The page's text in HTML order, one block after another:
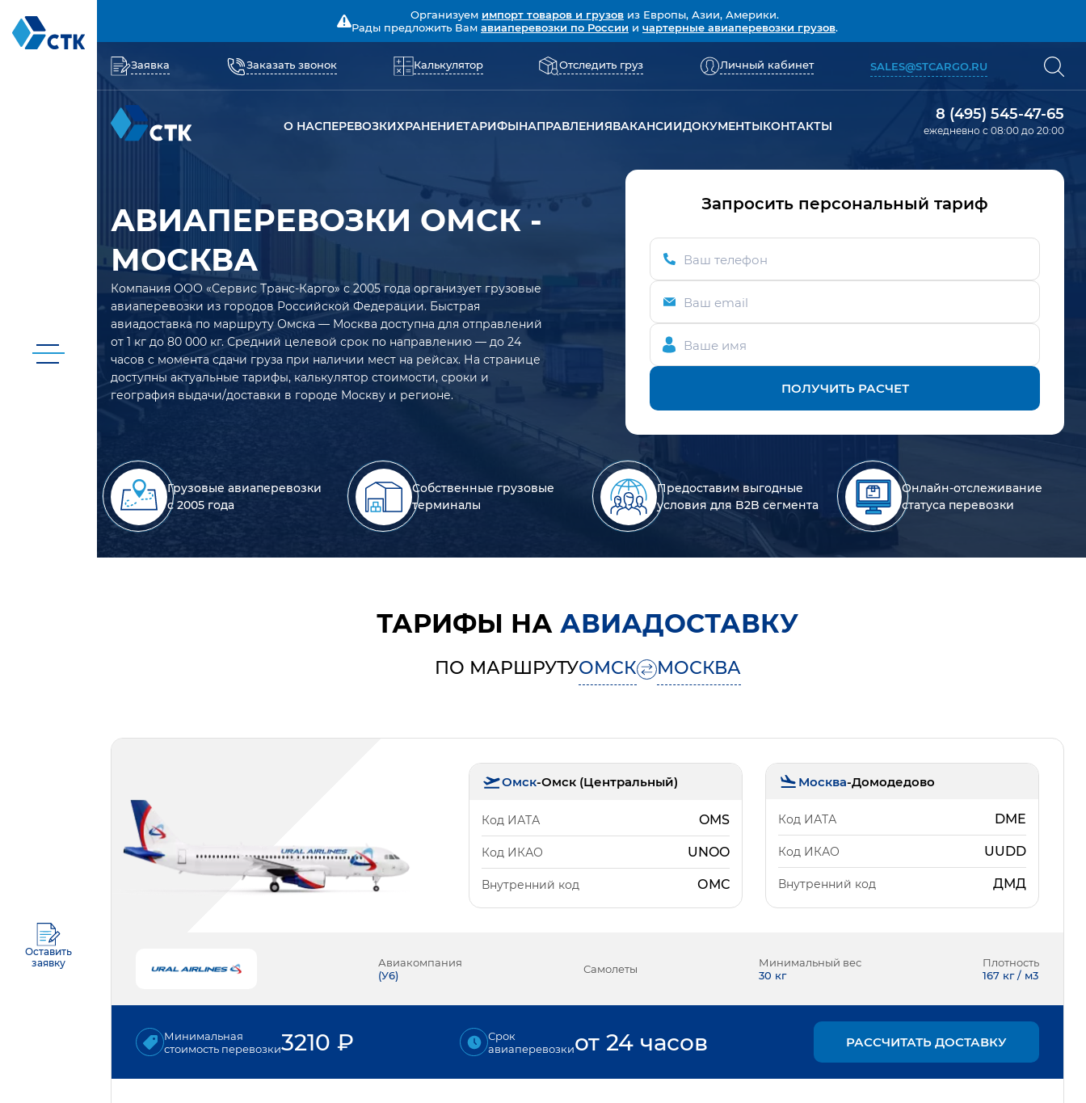
Оставить
заявку
Организуем импорт товаров и грузов из Европы, Азии, Америки.
Рады предложить Вам авиаперевозки по России и чартерные авиаперевозки грузов.
Заявка Заказать звонок Калькулятор Отследить груз Личный кабинет SALES@STCARGO.RU
О НАСПЕРЕВОЗКИХРАНЕНИЕТАРИФЫНАПРАВЛЕНИЯВАКАНСИИДОКУМЕНТЫКОНТАКТЫ
8 (495) 545-47-65
ежедневно с 08:00 до 20:00
АВИАПЕРЕВОЗКИ ОМСК -
МОСКВА
Компания ООО «Сервис Транс-Карго» с 2005 года организует грузовые
авиаперевозки из городов Российской Федерации. Быстрая
авиадоставка по маршруту Омска — Москва доступна для отправлений
от 1 кг до 80 000 кг. Средний целевой срок по направлению — до 24
часов с момента сдачи груза при наличии мест на рейсах. На странице
доступны актуальные тарифы, калькулятор стоимости, сроки и
география выдачи/доставки в городе Москву и регионе.
Запросить персональный тариф
Ваш телефон
Ваш email
Ваше имя
ПОЛУЧИТЬ РАСЧЕТ
Грузовые авиаперевозки
с 2005 года
Собственные грузовые
терминалы
Предоставим выгодные
условия для B2B сегмента
Онлайн-отслеживание
статуса перевозки
ТАРИФЫ НА АВИАДОСТАВКУ
ПО МАРШРУТУОМСК МОСКВА
Омск-Омск (Центральный)
Код ИАТА OMS
Код ИКАО UNOO
Внутренний код ОМС
Москва-Домодедово
Код ИАТА DME
Код ИКАО UUDD
Внутренний код ДМД
Авиакомпания
(У6) Самолеты
Минимальный вес
30 кг
Плотность
167 кг / м3
Минимальная
стоимость перевозки3210 ₽
Срок
авиаперевозкиот 24 часов РАССЧИТАТЬ ДОСТАВКУ